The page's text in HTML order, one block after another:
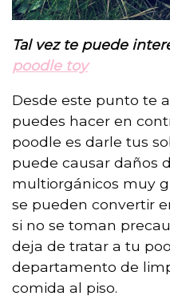
Tal vez te puede
poodle toy
Desde este punto te
puedes hacer en
poodle es darle tus
puede causar daños
multiorgánicos muy
se pueden convertir
si no se toman
deja de tratar a tu
departamento de
comida al piso.